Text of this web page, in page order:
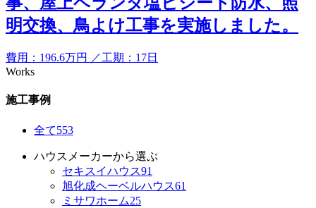
明交換、鳥よけ工事を実施しました。
費用： 196.6万円 ／工期：17日
Works
施工事例
全て553
ハウスメーカーから選ぶ
セキスイハウス91
旭化成ヘーベルハウス61
ミサワホーム25